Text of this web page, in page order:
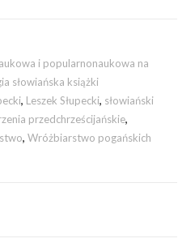
i popularnonaukowa na
słowiańska książki
, Leszek Słupecki, słowiański
przedchrześcijańskie,
,Wróżbiarstwo pogańskich